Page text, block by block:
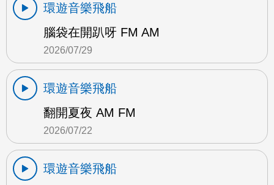
環遊音樂飛船
腦袋在開趴呀 FM AM
2026/07/29
環遊音樂飛船
翻開夏夜 AM FM
2026/07/22
環遊音樂飛船